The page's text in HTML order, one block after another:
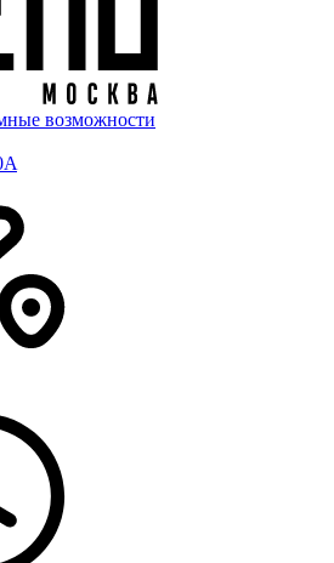
возможности